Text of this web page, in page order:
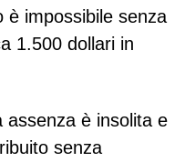
è impossibile senza
1.500 dollari in
assenza è insolita e
senza